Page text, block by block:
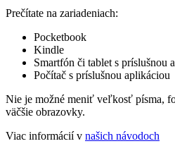
Prečítate na zariadeniach:
Pocketbook
Kindle
Smartfón či tablet s príslušnou
Počítač s príslušnou aplikáciou
Nie je možné meniť veľkosť písma,
väčšie obrazovky.
Viac informácií v našich návodoch